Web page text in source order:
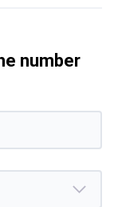
number